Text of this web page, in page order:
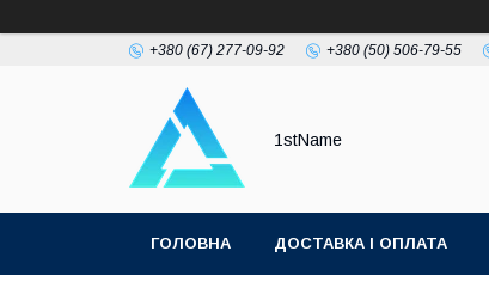
+380 (67) 277-09-92 +380 (50) 506-79-55
1stName
ГОЛОВНА ДОСТАВКА І ОПЛАТА